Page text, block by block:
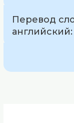
Перевод